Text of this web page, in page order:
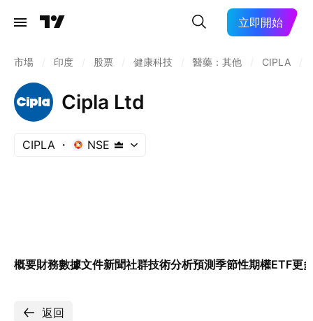
立即開始
市場 印度 股票 健康科技 醫藥：其他 CIPLA
Cipla Ltd
CIPLA NSE
概要財務數據文件新聞社群技術分析預測季節性期權ETF更
返回